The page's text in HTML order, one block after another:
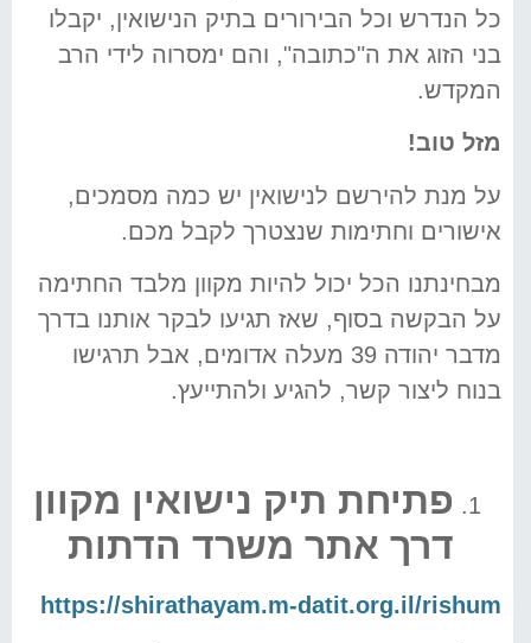
כל הנדרש וכל הבירורים בתיק הנישואין, יקבלו
בני הזוג את ה"כתובה", והם ימסרוה לידי הרב
המקדש.
מזל טוב!
על מנת להירשם לנישואין יש כמה מסמכים,
אישורים וחתימות שנצטרך לקבל מכם.
מבחינתנו הכל יכול להיות מקוון מלבד החתימה
על הבקשה בסוף, שאז תגיעו לבקר אותנו בדרך
מדבר יהודה 39 מעלה אדומים, אבל תרגישו
בנוח ליצור קשר, להגיע ולהתייעץ.
פתיחת תיק נישואין מקוון
דרך אתר משרד הדתות
https://shirathayam.m-datit.org.il/rishum